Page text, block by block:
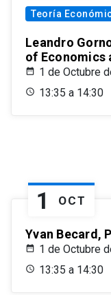
Teoría
Leandro
of Economics
1 de Octubre
13:35 a 14:30
1 OCT
Yvan Becard,
1 de Octubre
13:35 a 14:30